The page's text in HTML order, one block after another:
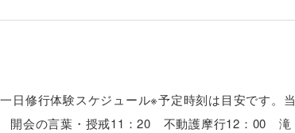
修行体験スケジュール※予定時刻は目安です。当
開会の言葉・授戒11：20 不動護摩行12：00 滝